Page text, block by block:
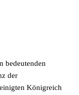
bedeutenden
der
Königreich